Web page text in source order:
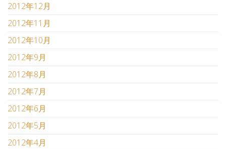
2012年12月
2012年11月
2012年10月
2012年9月
2012年8月
2012年7月
2012年6月
2012年5月
2012年4月